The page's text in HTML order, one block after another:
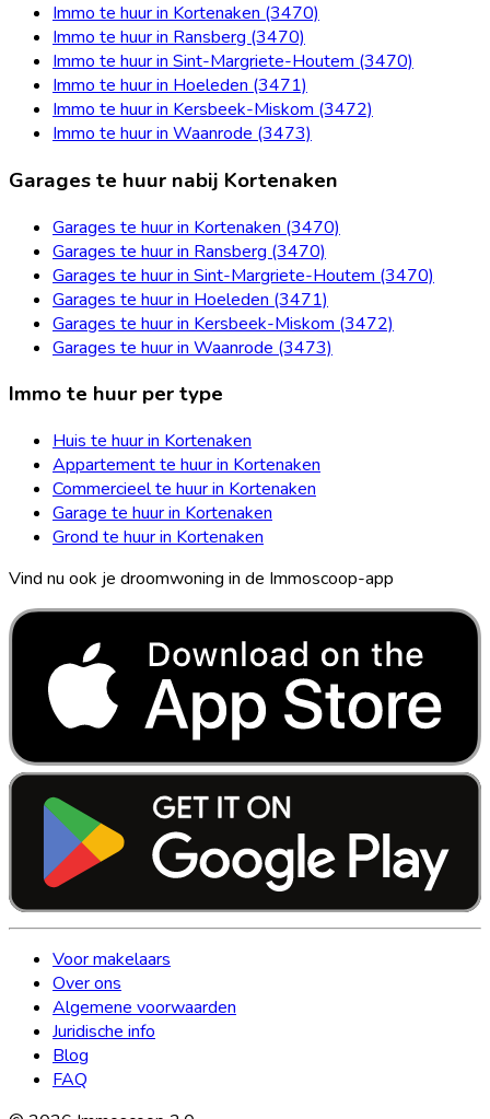
Immo te huur in Kortenaken (3470)
Immo te huur in Ransberg (3470)
Immo te huur in Sint-Margriete-Houtem (3470)
Immo te huur in Hoeleden (3471)
Immo te huur in Kersbeek-Miskom (3472)
Immo te huur in Waanrode (3473)
Garages te huur nabij Kortenaken
Garages te huur in Kortenaken (3470)
Garages te huur in Ransberg (3470)
Garages te huur in Sint-Margriete-Houtem (3470)
Garages te huur in Hoeleden (3471)
Garages te huur in Kersbeek-Miskom (3472)
Garages te huur in Waanrode (3473)
Immo te huur per type
Huis te huur in Kortenaken
Appartement te huur in Kortenaken
Commercieel te huur in Kortenaken
Garage te huur in Kortenaken
Grond te huur in Kortenaken
Vind nu ook je droomwoning in de Immoscoop-app
Voor makelaars
Over ons
Algemene voorwaarden
Juridische info
Blog
FAQ